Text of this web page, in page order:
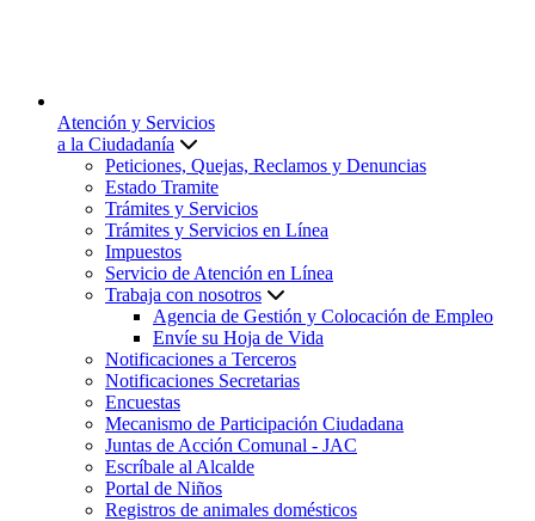
Atención y Servicios
a la Ciudadanía
Peticiones, Quejas, Reclamos y Denuncias
Estado Tramite
Trámites y Servicios
Trámites y Servicios en Línea
Impuestos
Servicio de Atención en Línea
Trabaja con nosotros
Agencia de Gestión y Colocación de Empleo
Envíe su Hoja de Vida
Notificaciones a Terceros
Notificaciones Secretarias
Encuestas
Mecanismo de Participación Ciudadana
Juntas de Acción Comunal - JAC
Escríbale al Alcalde
Portal de Niños
Registros de animales domésticos